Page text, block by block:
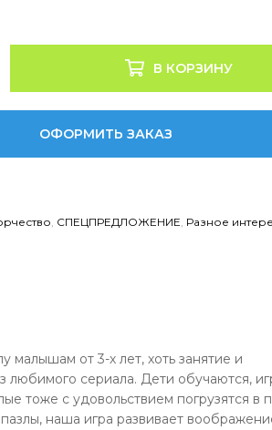
В КОРЗИНУ
ОФОРМИТЬ ЗАКАЗ
СПЕЦПРЕДЛОЖЕНИЕ Разное
от 3-х лет, хоть занятие и
любимого сериала. Дети обучаются,
тоже с удовольствием погрузятся в
наша игра развивает